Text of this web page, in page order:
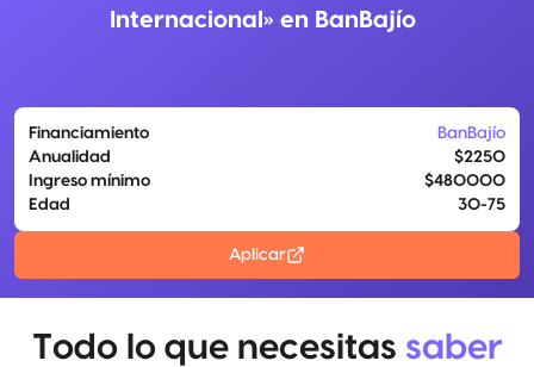
Internacional» en BanBajío
Financiamiento
BanBajío
Anualidad
$2250
Ingreso mínimo
$480000
Edad
30-75
Aplicar
Todo lo que necesitas saber